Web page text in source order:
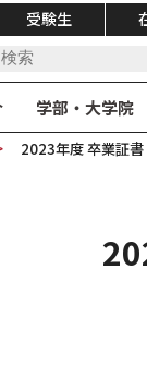
受験生
学部・大学院
2023年度 卒業証